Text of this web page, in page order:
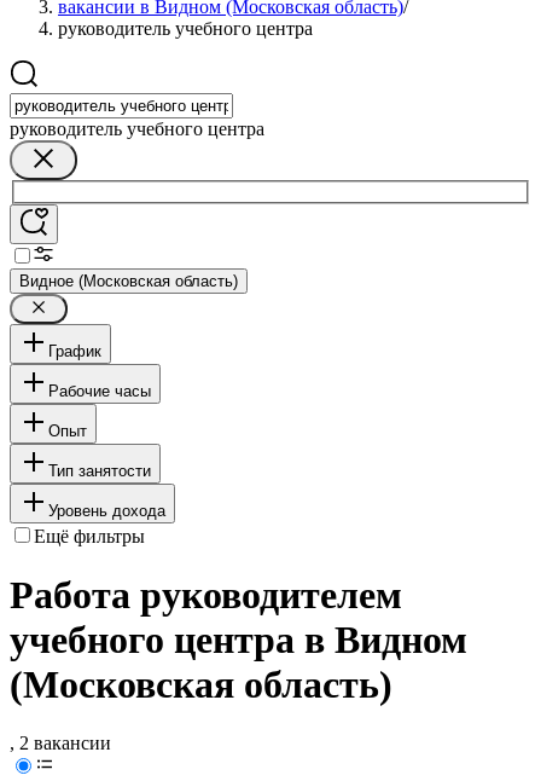
вакансии в Видном (Московская область)/
руководитель учебного центра
руководитель учебного центра
Видное (Московская область)
График
Рабочие часы
Опыт
Тип занятости
Уровень дохода
Ещё фильтры
Работа руководителем
учебного центра в Видном
(Московская область)
, 2 вакансии